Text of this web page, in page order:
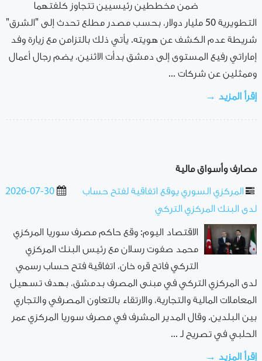
ضمن مخططين رئيسيين تتجاوز كلفتهما
التطويرية 50 مليار دولار، بحسب مصدر مطلع تحدث إلى "الشرق"
شريطة عدم الكشف عن هويته. يأتي ذلك بالتزامن مع زيارة وفد
إماراتي رفيع المستوى إلى دمشق بدأت الاثنين، يضم رجال أعمال
وممثلين عن شركات ...
إقرأ المزيد →
مصارف وأسواق مالية
2026-07-30
المركزي السوري يوقع اتفاقية لفتح حساب
لدى البنك المركزي التركي
الاقتصاد اليوم: وقع حاكم مصرف سوريا المركزي
محمد صفوت رسلان مع رئيس البنك ‏المركزي
‏التركي فاتح قره خان، اتفاقية فتح حساب رسمي
لدى المركزي التركي في مبنى ‏المصرف بدمشق، بهدف ‏تسهيل
‏المعاملات المالية والتجارية، والارتقاء بالتعاون ‏المصرفي والتجاري
بين البلدين.‏ وقال المدير المشرف في مصرف سوريا المركزي عمر
الحلبي في تصريح لـ ...
إقرأ المزيد →